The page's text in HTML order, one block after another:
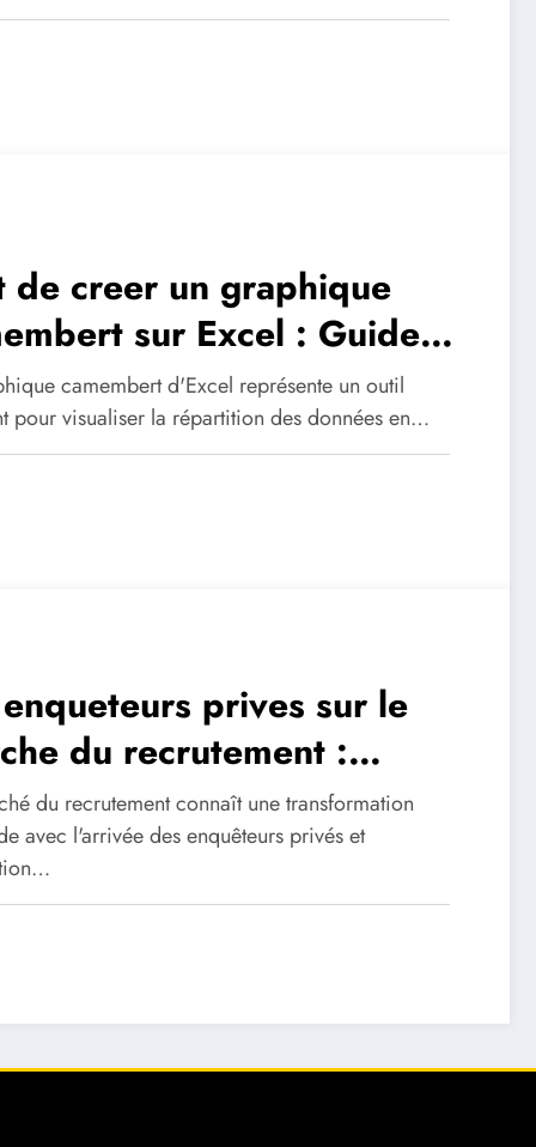
de creer un graphique
sur Excel : Guide
pour dirigeants
camembert d'Excel représente un outil
pour visualiser la répartition des données en…
prives sur le
du recrutement :
des strategies de
sur les reseaux sociaux
du recrutement connaît une transformation
avec l'arrivée des enquêteurs privés et